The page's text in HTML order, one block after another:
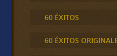
60 ÉXITOS
60 ÉXITOS